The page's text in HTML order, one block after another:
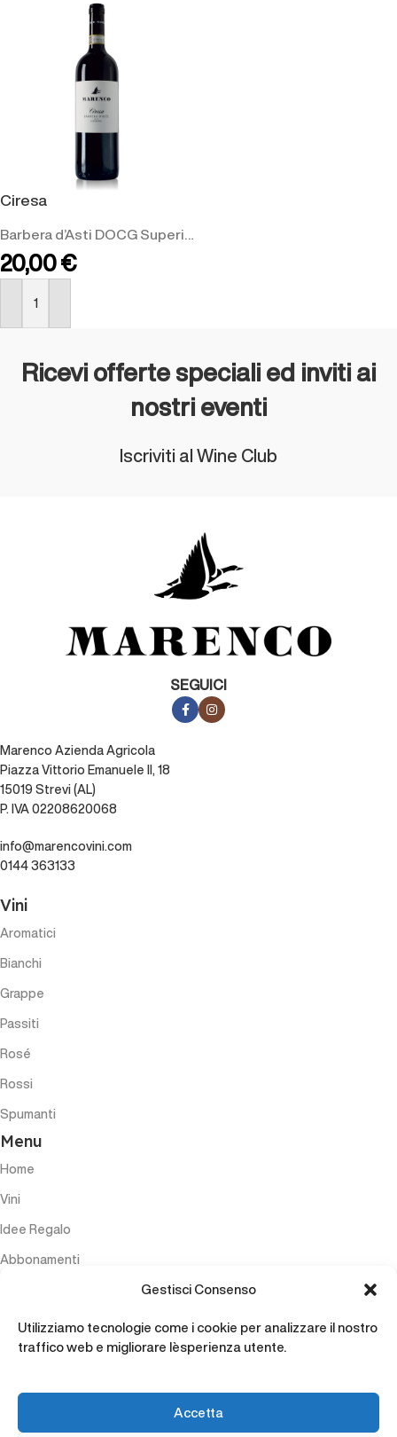
Gestisci Consenso
Utilizziamo tecnologie come i cookie per analizzare il nostro
traffico web e migliorare l`esperienza utente.
Accetta
Ciresa
20,00 €
ACQUISTA
Ricevi offerte speciali ed inviti ai
nostri eventi
Iscriviti al Wine Club
SEGUICI
Marenco Azienda Agricola
Piazza Vittorio Emanuele II, 18
15019 Strevi (AL)
P. IVA 02208620068
info@marencovini.com
0144 363133
Vini
Aromatici
Bianchi
Grappe
Passiti
Rosé
Rossi
Spumanti
Menu
Home
Vini
Idee Regalo
Abbonamenti
Accessori
Contatti